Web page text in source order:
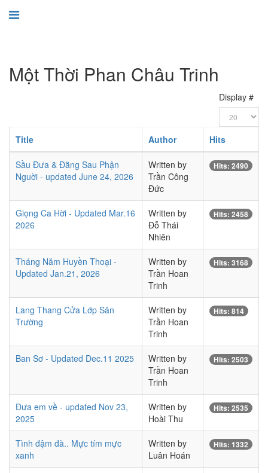
Một Thời Phan Châu Trinh
Display #
Title Author Hits
Sầu Đưa & Đằng Sau Phận
Nguời - updated June 24, 2026
Written by
Trần Công
Đức
Hits: 2490
Giọng Ca Hời - Updated Mar.16
2026
Written by
Đỗ Thái
Nhiên
Hits: 2458
Tháng Năm Huyền Thoại -
Updated Jan.21, 2026
Written by
Trần Hoan
Trinh
Hits: 3168
Lang Thang Cửa Lớp Sân
Trường
Written by
Trần Hoan
Trinh
Hits: 814
Ban Sơ - Updated Dec.11 2025
Written by
Trần Hoan
Trinh
Hits: 2503
Đưa em về - updated Nov 23,
2025
Written by
Hoài Thu
Hits: 2535
Tình đậm đà.. Mực tím mực
xanh
Written by
Luân Hoán
Hits: 1332